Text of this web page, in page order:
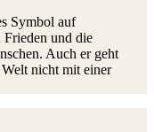
Symbol auf
und die
Auch er geht
nicht mit einer